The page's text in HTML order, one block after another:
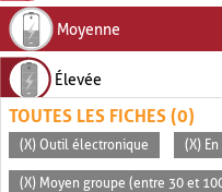
Moyenne
Élevée
TOUTES LES FICHES (0)
(X) Outil électronique (X)
(X) Moyen groupe (entre 30 et